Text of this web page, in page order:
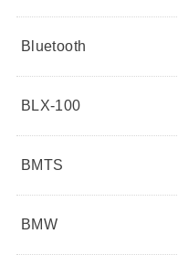
Bluetooth
BLX-100
BMTS
BMW